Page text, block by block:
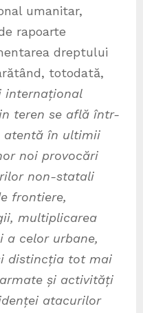
umanitar,
rapoarte
dreptului
totodată,
internațional
teren se află într-
atentă în ultimii
noi provocări
non-statali
frontiere,
multiplicarea
a celor urbane,
distincția tot mai
și activități
atacurilor